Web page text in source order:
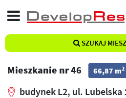
SZUKAJ
Mieszkanie nr 46 66,87 m2
budynek L2, ul. Lubelska